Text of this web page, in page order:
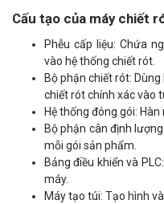
Cấu tạo của máy chiết
Phễu cấp liệu: Chứa
vào hệ thống chiết rót.
Bộ phận chiết rót:
chiết rót chính xác vào
Hệ thống đóng gói:
Bộ phận cân định
mỗi gói sản phẩm.
Bảng điều khiển và
máy.
Máy tạo túi: Tạo hình